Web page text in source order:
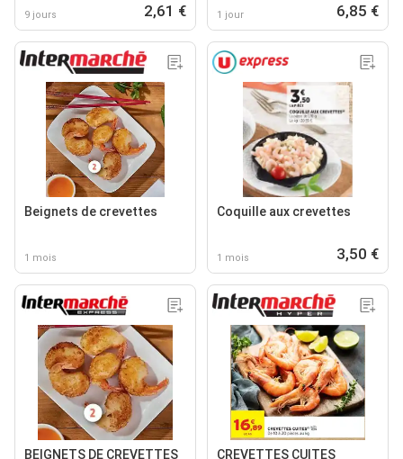
9 jours 2,61 € 1 jour 6,85 €
Beignets de crevettes
1 mois
Coquille aux crevettes
1 mois 3,50 €
BEIGNETS DE CREVETTES CREVETTES CUITES